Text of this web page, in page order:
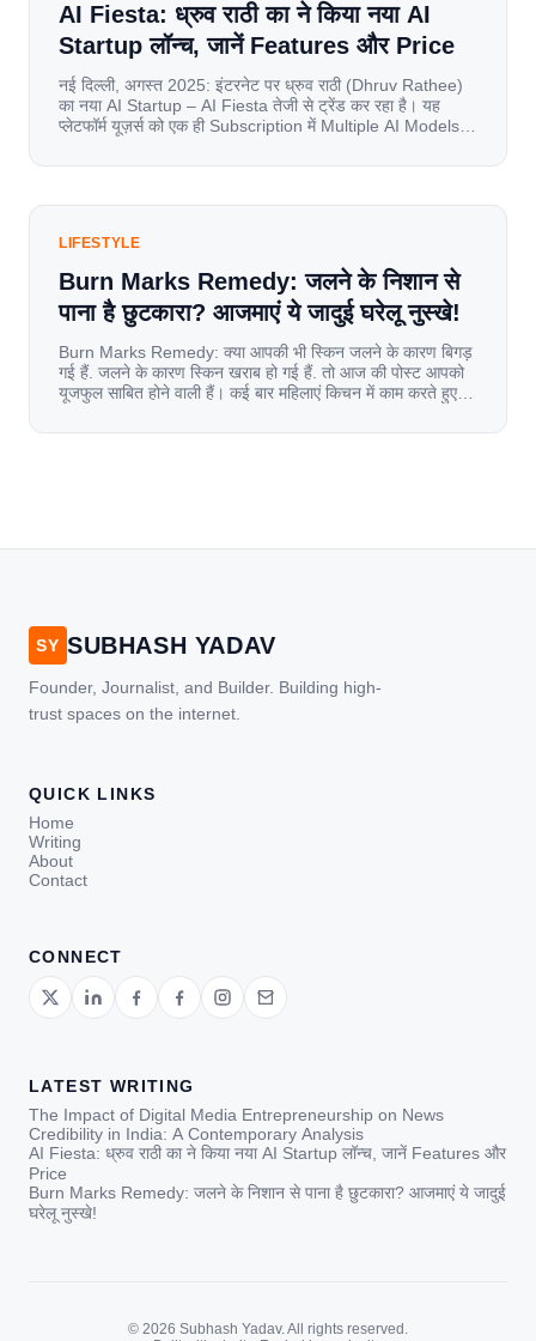
AI Fiesta: ध्रुव राठी का ने किया नया AI
Startup लॉन्च, जानें Features और Price
नई दिल्ली, अगस्त 2025: इंटरनेट पर ध्रुव राठी (Dhruv Rathee)
का नया AI Startup – AI Fiesta तेजी से ट्रेंड कर रहा है। यह
प्लेटफॉर्म यूज़र्स को एक ही Subscription में Multiple AI Models
यूज़र्स का जबरदस्त रिस्पॉन्स लॉन्च के तुरंत […]
LIFESTYLE
Burn Marks Remedy: जलने के निशान से
पाना है छुटकारा? आजमाएं ये जादुई घरेलू नुस्खे!
Burn Marks Remedy: क्या आपकी भी स्किन जलने के कारण बिगड़
गई हैं. जलने के कारण स्किन खराब हो गई हैं. तो आज की पोस्ट आपको
यूजफुल साबित होने वाली हैं। कई बार महिलाएं किचन में काम करते हुए
[…]
SY SUBHASH YADAV
Founder, Journalist, and Builder. Building high-
trust spaces on the internet.
QUICK LINKS
Home
Writing
About
Contact
CONNECT
LATEST WRITING
The Impact of Digital Media Entrepreneurship on News
Credibility in India: A Contemporary Analysis
AI Fiesta: ध्रुव राठी का ने किया नया AI Startup लॉन्च, जानें Features और
Price
Burn Marks Remedy: जलने के निशान से पाना है छुटकारा? आजमाएं ये जादुई
घरेलू नुस्खे!
© 2026 Subhash Yadav. All rights reserved.